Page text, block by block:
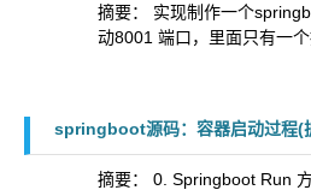
摘要： 实现制作一个
动8001 端口，里面只有一
springboot源码：容器启动过程(
摘要： 0. Springboot Run